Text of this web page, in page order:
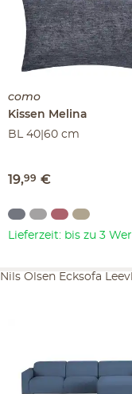
como
Kissen Melina
BL 40|60 cm
19,99 €
Lieferzeit: bis zu 3
Nils Olsen Ecksofa